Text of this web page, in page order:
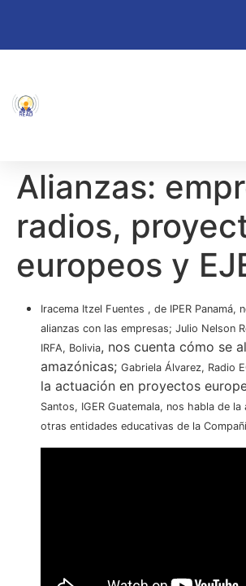
Alianzas:
radios,
europeos y
Iracema Itzel Fuentes , de IPER Panamá,
alianzas con las empresas; Julio Nelson
IRFA, Bolivia, nos cuenta cómo se
amazónicas; Gabriela Álvarez, Radio
la actuación en proyectos
Santos, IGER Guatemala, nos habla de la
otras entidades educativas de la